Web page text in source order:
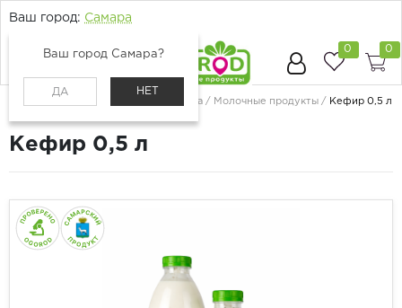
Ваш город: Самара
Ваш город Самара?
ДА НЕТ
0 0
Молоко, сыр, яйца Молочные продукты Кефир 0,5 л
Кефир 0,5 л